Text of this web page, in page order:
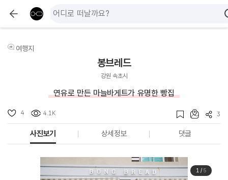
여행지
봉브레드
강원 속초시
연유로 만든 마늘바게트가 유명한 빵집
4 4.1K 3
사진보기 상세정보 댓글
1/ 5